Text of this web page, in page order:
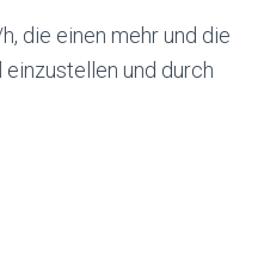
die einen mehr und die
und durch